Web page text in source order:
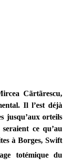
Cãrtãrescu,
Il l’est déjà
jusqu’aux orteils
ce qu’au
à Borges, Swift
totémique du